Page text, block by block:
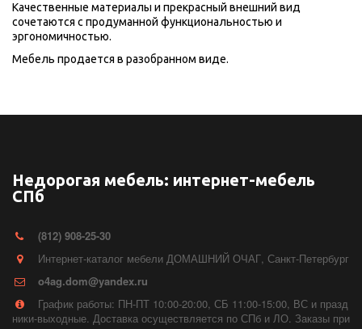
Качественные материалы и прекрасный внешний вид
сочетаются с продуманной функциональностью и
эргономичностью.
Мебель продается в разобранном виде.
Недорогая мебель: интернет-мебель
СПб
(812) 908-25-30
Интернет-каталог мебели ДОМАШНИЙ ОЧАГ, Санкт-Петербург
o4ag.dom@yandex.ru
График работы: ПН-ПТ 10:00-20:00, СБ 11:00-15:00, ВС и празд
ники-выходные. Доставка осуществляется по СПб и ЛО. Заказы при